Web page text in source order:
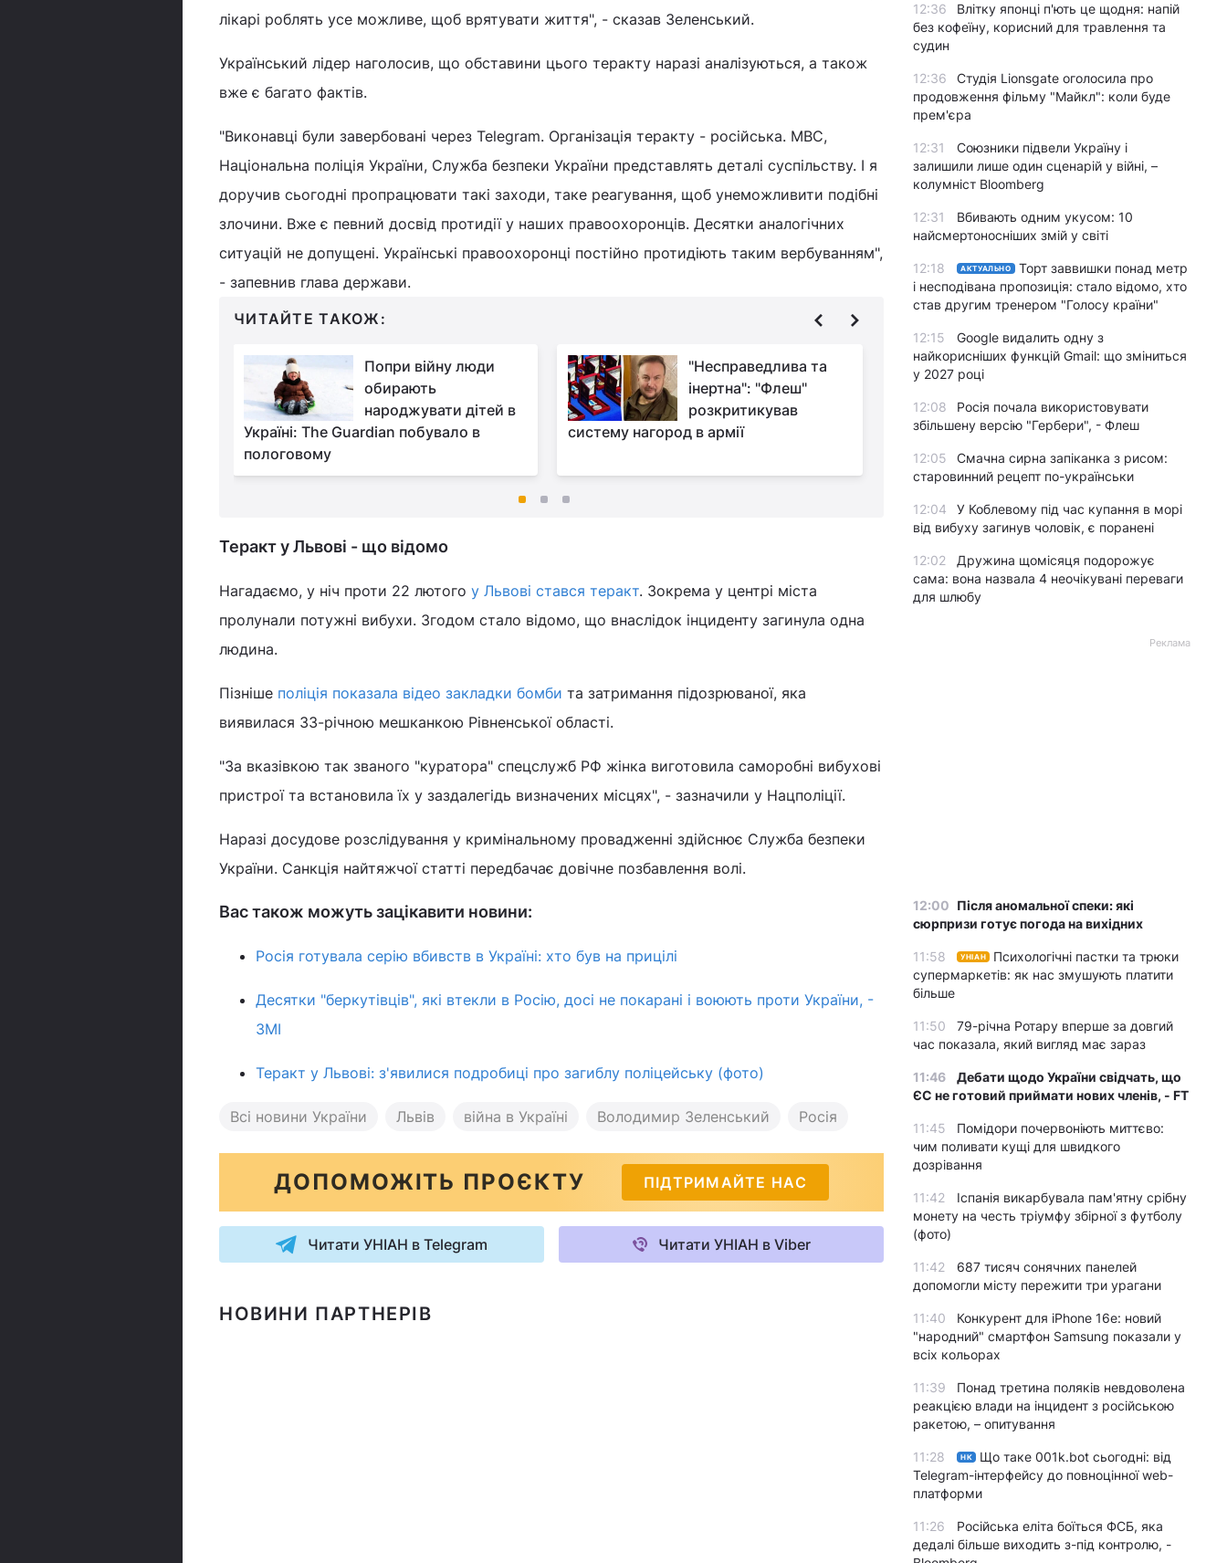
лікарі роблять усе можливе, щоб врятувати життя", - сказав Зеленський.
Український лідер наголосив, що обставини цього теракту наразі аналізуються, а також
вже є багато фактів.
"Виконавці були завербовані через Telegram. Організація теракту - російська. МВС,
Національна поліція України, Служба безпеки України представлять деталі суспільству. І я
доручив сьогодні пропрацювати такі заходи, таке реагування, щоб унеможливити подібні
злочини. Вже є певний досвід протидії у наших правоохоронців. Десятки аналогічних
ситуацій не допущені. Українські правоохоронці постійно протидіють таким вербуванням",
- запевнив глава держави.
ЧИТАЙТЕ ТАКОЖ:
Попри війну люди
обирають
народжувати дітей в
Україні: The Guardian побувало в
пологовому
"Несправедлива та
інертна": "Флеш"
розкритикував
систему нагород в армії
Теракт у Львові:
про стан поранених
Теракт у Львові - що відомо
Нагадаємо, у ніч проти 22 лютого у Львові стався теракт. Зокрема у центрі міста
пролунали потужні вибухи. Згодом стало відомо, що внаслідок інциденту загинула одна
людина.
Пізніше поліція показала відео закладки бомби та затримання підозрюваної, яка
виявилася 33-річною мешканкою Рівненської області.
"За вказівкою так званого "куратора" спецслужб РФ жінка виготовила саморобні вибухові
пристрої та встановила їх у заздалегідь визначених місцях", - зазначили у Нацполіції.
Наразі досудове розслідування у кримінальному провадженні здійснює Служба безпеки
України. Санкція найтяжчої статті передбачає довічне позбавлення волі.
Вас також можуть зацікавити новини:
Росія готувала серію вбивств в Україні: хто був на прицілі
Десятки "беркутівців", які втекли в Росію, досі не покарані і воюють проти України, -
ЗМІ
Теракт у Львові: з'явилися подробиці про загиблу поліцейську (фото)
Всі новини України Львів війна в Україні Володимир Зеленський Росія
ДОПОМОЖІТЬ ПРОЄКТУ ПІДТРИМАЙТЕ НАС
Читати УНІАН в Telegram Читати УНІАН в Viber
НОВИНИ ПАРТНЕРІВ
12:36
Влітку японці п'ють це щодня: напій
без кофеїну, корисний для травлення та
судин
12:36
Студія Lionsgate оголосила про
продовження фільму "Майкл": коли буде
прем'єра
12:31
Союзники підвели Україну і
залишили лише один сценарій у війні, –
колумніст Bloomberg
12:31
Вбивають одним укусом: 10
найсмертоносніших змій у світі
12:18 АКТУАЛЬНО
Торт заввишки понад метр
і несподівана пропозиція: стало відомо, хто
став другим тренером "Голосу країни"
12:15
Google видалить одну з
найкорисніших функцій Gmail: що зміниться
у 2027 році
12:08
Росія почала використовувати
збільшену версію "Гербери", - Флеш
12:05
Смачна сирна запіканка з рисом:
старовинний рецепт по-українськи
12:04
У Коблевому під час купання в морі
від вибуху загинув чоловік, є поранені
12:02
Дружина щомісяця подорожує
сама: вона назвала 4 неочікувані переваги
для шлюбу
Реклама
12:00 Після аномальної спеки: які
сюрпризи готує погода на вихідних
11:58 УНІАН
Психологічні пастки та трюки
супермаркетів: як нас змушують платити
більше
11:50
79-річна Ротару вперше за довгий
час показала, який вигляд має зараз
11:46
Дебати щодо України свідчать, що
ЄС не готовий приймати нових членів, - FT
11:45
Помідори почервоніють миттєво:
чим поливати кущі для швидкого
дозрівання
11:42
Іспанія викарбувала пам'ятну срібну
монету на честь тріумфу збірної з футболу
(фото)
11:42
687 тисяч сонячних панелей
допомогли місту пережити три урагани
11:40
Конкурент для iPhone 16e: новий
"народний" смартфон Samsung показали у
всіх кольорах
11:39
Понад третина поляків невдоволена
реакцією влади на інцидент з російською
ракетою, – опитування
11:28 НК
Що таке 001k.bot сьогодні: від
Telegram-інтерфейсу до повноцінної web-
платформи
11:26
Російська еліта боїться ФСБ, яка
дедалі більше виходить з-під контролю, -